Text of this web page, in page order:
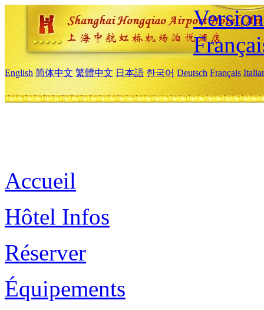
English 简体中文 繁體中文 日本語 한국어 Deutsch Français
Accueil
Hôtel Infos
Réserver
Équipements